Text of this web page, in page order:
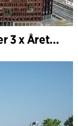
C.F. Møller Architects vinner 3 x Årets Byggnad 2025